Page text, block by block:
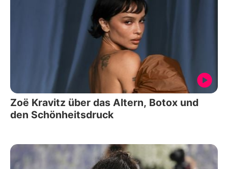
Zoë Kravitz über das Altern, Botox und
den Schönheitsdruck